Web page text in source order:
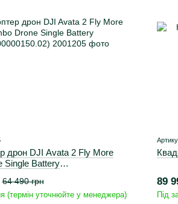
дрон DJI Avata 2 Fly More
Single Battery
64 490 грн
(термін уточнюйте у менеджера)
89
Під